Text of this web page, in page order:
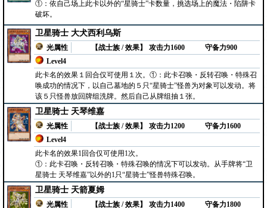
①：依自己场上此卡以外的“星骑士”卡数量，挑选场上的魔法・陷阱卡
破坏。
卫星骑士 大犬西利乌斯
光属性
【战士族 / 效果】
Level4
攻击力1600 守备力900
此卡名的效果１回合仅可使用１次。①：此卡召唤・反转召唤・特殊召
唤成功的情况下，以自己墓地的５只“星骑士”怪兽为对象可以发动。将
该５只怪兽放回牌组洗牌。然后自己从牌组抽１张。
卫星骑士 天琴维嘉
光属性
【战士族 / 效果】
Level4
攻击力1200 守备力1600
此卡名的效果1回合仅可使用1次。
①：此卡召唤・反转召唤・特殊召唤的情况下可以发动。从手牌将“卫
星骑士 天琴维嘉”以外的1只“星骑士”怪兽特殊召唤。
卫星骑士 天箭夏姆
光属性 【战士族 / 效果】 攻击力1400 守备力1800